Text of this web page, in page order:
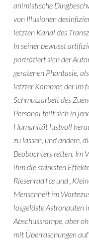
animistische
von Illusionen
letzten Kanal des
In seiner bewusst
porträtiert sich der
geratenen Phantasie,
letzter Kammer, der im
Schmutzarbeit des
Personal teilt sich in
Humanität lustvoll
zu lassen, und andere,
Beobachters retten. Im
ihm die stärksten
Riesenrad†œ und
Menschheit im
losgelöste Astronauten
Abschussrampe, aber
mit Überraschungen